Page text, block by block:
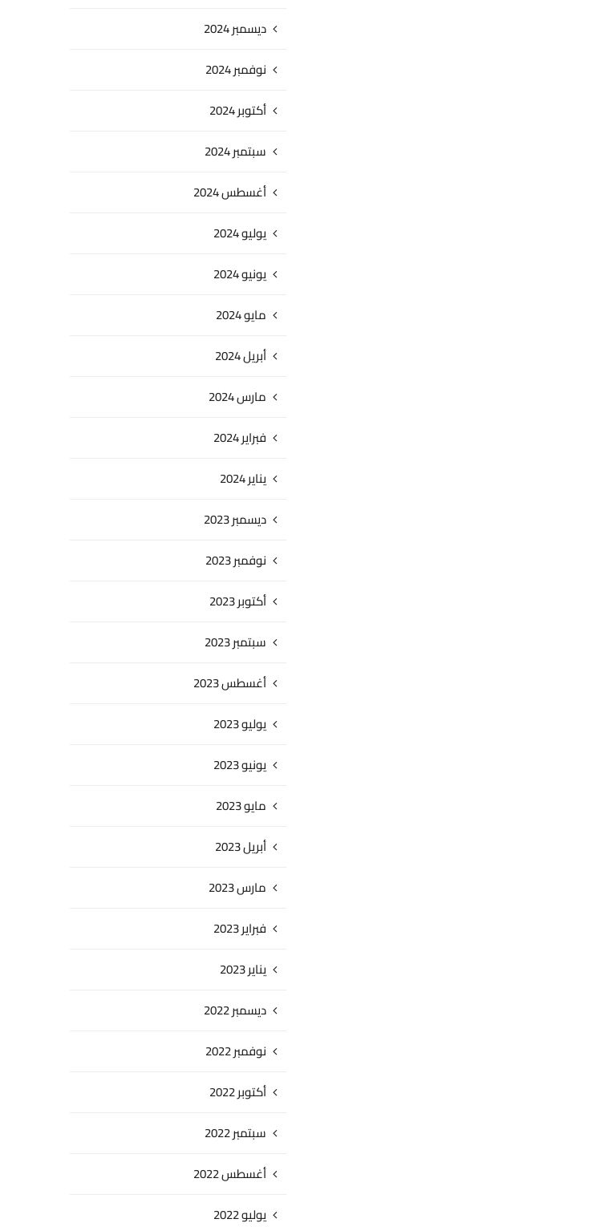
ديسمبر 2024
نوفمبر 2024
أكتوبر 2024
سبتمبر 2024
أغسطس 2024
يوليو 2024
يونيو 2024
مايو 2024
أبريل 2024
مارس 2024
فبراير 2024
يناير 2024
ديسمبر 2023
نوفمبر 2023
أكتوبر 2023
سبتمبر 2023
أغسطس 2023
يوليو 2023
يونيو 2023
مايو 2023
أبريل 2023
مارس 2023
فبراير 2023
يناير 2023
ديسمبر 2022
نوفمبر 2022
أكتوبر 2022
سبتمبر 2022
أغسطس 2022
يوليو 2022